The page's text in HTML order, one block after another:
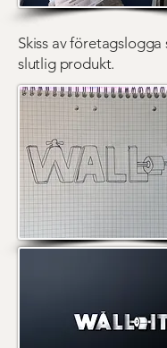
Skiss av företagslogga
slutlig produkt.